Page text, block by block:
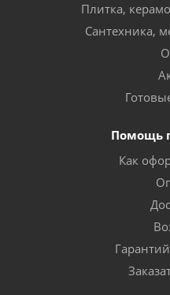
Плитка,
Сантехника,
Помощь
Как